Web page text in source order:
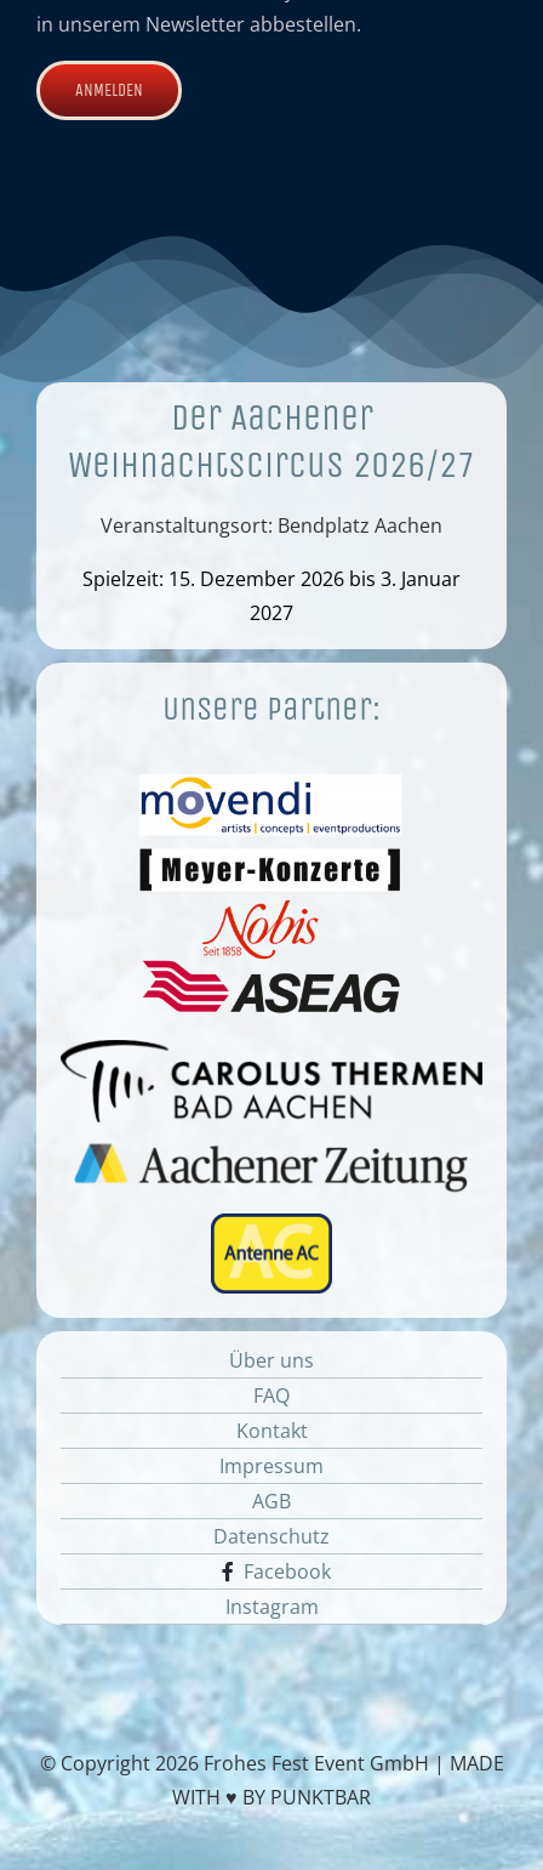
in unserem Newsletter abbestellen.
Der Aachener
Weihnachtscircus 2026/27
Veranstaltungsort: Bendplatz Aachen
Spielzeit: 15. Dezember 2026 bis 3. Januar
2027
Unsere Partner:
Über uns
FAQ
Kontakt
Impressum
AGB
Datenschutz
Facebook
Instagram
© Copyright2026 Frohes Fest Event GmbH |MADE
WITH ♥ BY PUNKTBAR